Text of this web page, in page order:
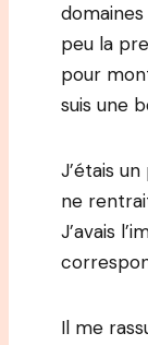
peu la
pour
suis une
J’étais
ne
J’avais
Il me